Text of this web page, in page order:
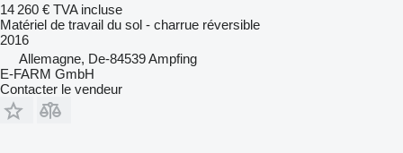
14 260 € TVA incluse
Matériel de travail du sol - charrue réversible
2016
Allemagne, De-84539 Ampfing
E-FARM GmbH
Contacter le vendeur